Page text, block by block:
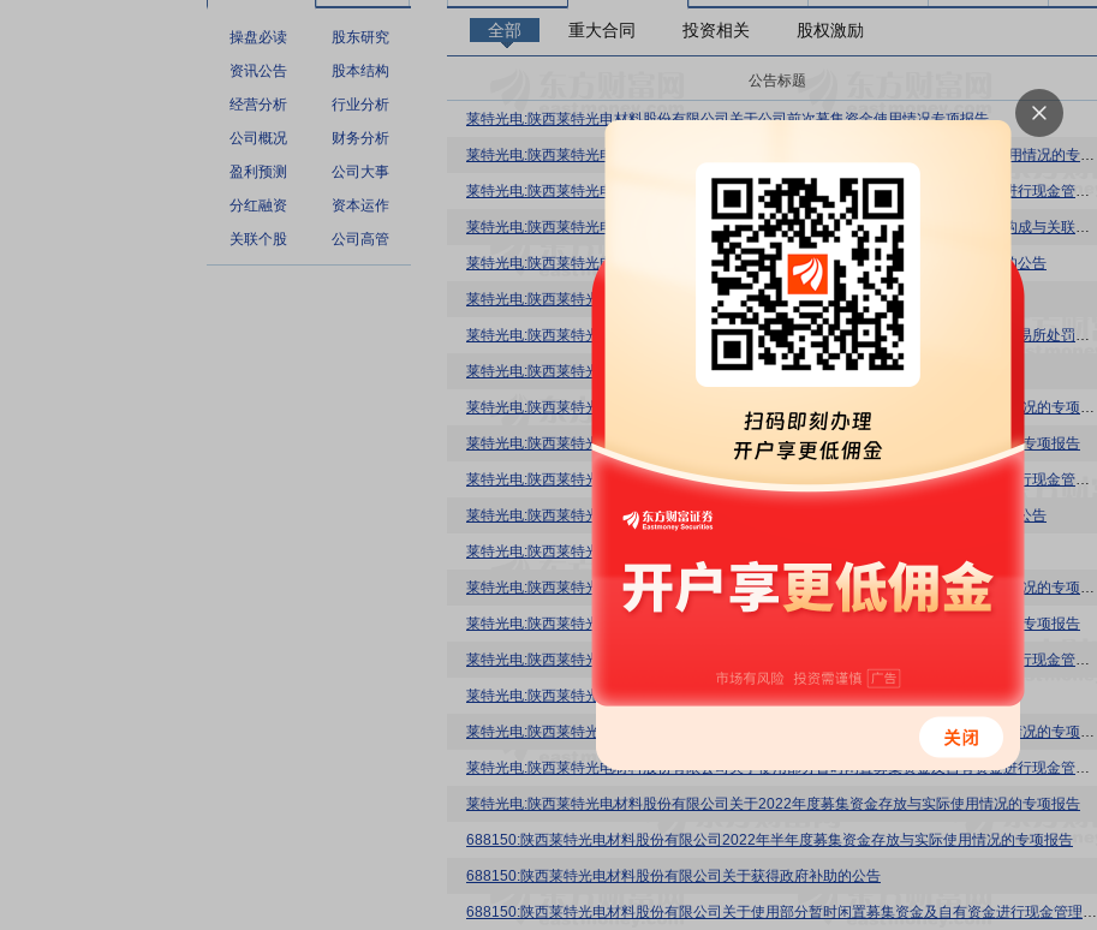
操盘必读
股东研究
资讯公告
股本结构
经营分析
行业分析
公司概况
财务分析
盈利预测
公司大事
分红融资
资本运作
关联个股
公司高管
全部 重大合同 投资相关 股权激励
公告标题
莱特光电:陕西莱特光电材料股份有限公司关于公司前次募集资金使用情况专项报告
莱特光电:陕西莱特光电材料股份有限公司关于2025年度募集资金存放、管理与实际使用情况的专项报告
莱特光电:陕西莱特光电材料股份有限公司关于使用部分暂时闲置募集资金及自有资金进行现金管理的公告
莱特光电:陕西莱特光电材料股份有限公司关于公司放弃优先购买权、向控股企业增资构成与关联方共同投资暨关联交易的公告
莱特光电:陕西莱特光电材料股份有限公司关于控股子公司对外投资暨签署投资协议书的公告
莱特光电:陕西莱特光电材料股份有限公司关于向控股子公司提供财务资助的公告
莱特光电:陕西莱特光电材料股份有限公司关于公司最近五年不存在被证券监管部门和交易所处罚或采取监管措施情况的公告
莱特光电:陕西莱特光电材料股份有限公司关于公司前次募集资金使用情况专项报告
莱特光电:陕西莱特光电材料股份有限公司关于2025年半年度募集资金存放与实际使用情况的专项报告
莱特光电:陕西莱特光电材料股份有限公司关于2024年度募集资金存放与实际使用情况的专项报告
莱特光电:陕西莱特光电材料股份有限公司关于使用部分暂时闲置募集资金及自有资金进行现金管理的公告
莱特光电:陕西莱特光电材料股份有限公司关于募集资金投资项目新增实施地点及延期的公告
莱特光电:陕西莱特光电材料股份有限公司关于增加闲置自有资金现金管理额度的公告
莱特光电:陕西莱特光电材料股份有限公司关于2024年半年度募集资金存放与实际使用情况的专项报告
莱特光电:陕西莱特光电材料股份有限公司关于2023年度募集资金存放与实际使用情况的专项报告
莱特光电:陕西莱特光电材料股份有限公司关于使用部分暂时闲置募集资金及自有资金进行现金管理的公告
莱特光电:陕西莱特光电材料股份有限公司关于募集资金投资项目延期的公告
莱特光电:陕西莱特光电材料股份有限公司关于2023年半年度募集资金存放与实际使用情况的专项报告
莱特光电:陕西莱特光电材料股份有限公司关于使用部分暂时闲置募集资金及自有资金进行现金管理的公告
莱特光电:陕西莱特光电材料股份有限公司关于2022年度募集资金存放与实际使用情况的专项报告
688150:陕西莱特光电材料股份有限公司2022年半年度募集资金存放与实际使用情况的专项报告
688150:陕西莱特光电材料股份有限公司关于获得政府补助的公告
688150:陕西莱特光电材料股份有限公司关于使用部分暂时闲置募集资金及自有资金进行现金管理的公告